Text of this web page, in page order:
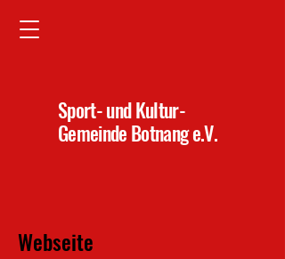
Sport- und Kultur-
Gemeinde Botnang e.V.
Webseite